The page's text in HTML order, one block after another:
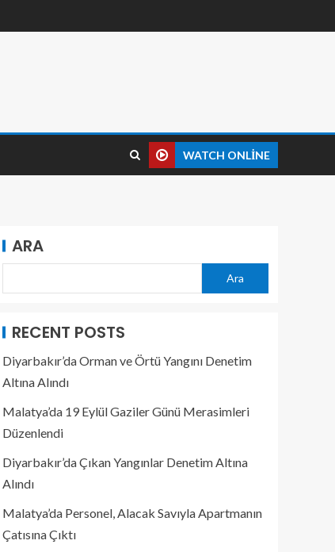
WATCH ONLINE
ARA
Ara
RECENT POSTS
Diyarbakır’da Orman ve Örtü Yangını Denetim
Altına Alındı
Malatya’da 19 Eylül Gaziler Günü Merasimleri
Düzenlendi
Diyarbakır’da Çıkan Yangınlar Denetim Altına
Alındı
Malatya’da Personel, Alacak Savıyla Apartmanın
Çatısına Çıktı